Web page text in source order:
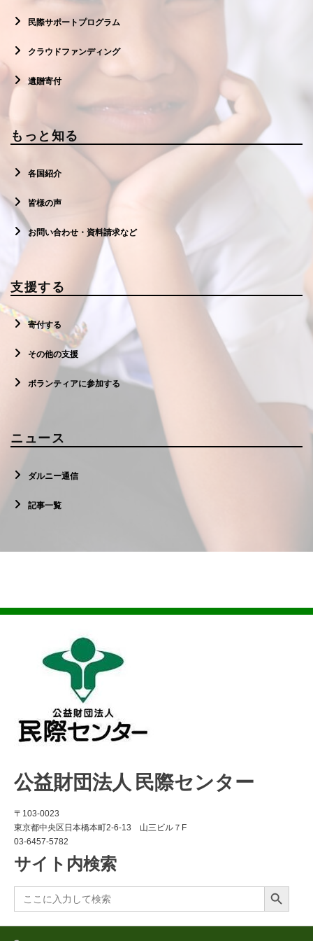
民際サポートプログラム
クラウドファンディング
遺贈寄付
もっと知る
各国紹介
皆様の声
お問い合わせ・資料請求など
支援する
寄付する
その他の支援
ボランティアに参加する
ニュース
ダルニー通信
記事一覧
公益財団法人 民際センター
〒103-0023
東京都中央区日本橋本町2-6-13 山三ビル７F
03-6457-5782
サイト内検索
Search
for:
Search Button